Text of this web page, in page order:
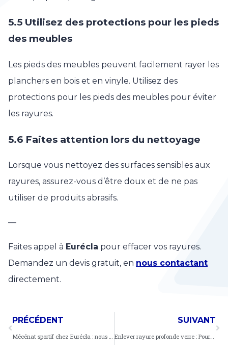
5.5 Utilisez des protections pour les pieds
des meubles
Les pieds des meubles peuvent facilement rayer les
planchers en bois et en vinyle. Utilisez des
protections pour les pieds des meubles pour éviter
les rayures.
5.6 Faites attention lors du nettoyage
Lorsque vous nettoyez des surfaces sensibles aux
rayures, assurez-vous d’être doux et de ne pas
utiliser de produits abrasifs.
—
Faites appel à Eurécla pour effacer vos rayures.
Demandez un devis gratuit, en nous contactant
directement.
PRÉCÉDENT
Mécénat sportif chez Eurécla : nous avons soutenu Frédéric Houssais au Marathon de Paris
SUIVANT
Enlever rayure profonde verre : Pourquoi et Comment ?